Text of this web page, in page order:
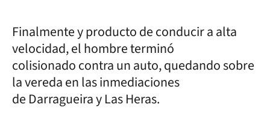
Finalmente y producto de conducir a alta
velocidad, el hombre terminó
colisionado contra un auto, quedando sobre
la vereda en las inmediaciones
de Darragueira y Las Heras.